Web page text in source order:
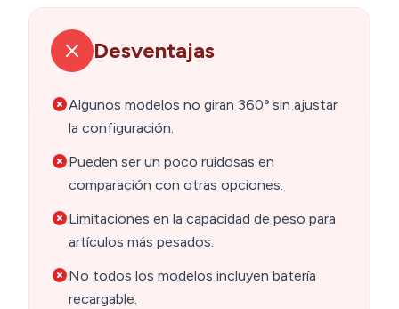
Desventajas
Algunos modelos no giran 360º sin ajustar
la configuración.
Pueden ser un poco ruidosas en
comparación con otras opciones.
Limitaciones en la capacidad de peso para
artículos más pesados.
No todos los modelos incluyen batería
recargable.